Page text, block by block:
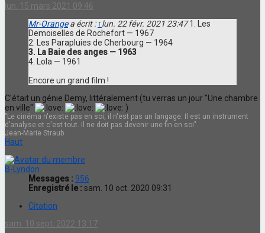
lun. 15 mars 2021 09:46
Mr-Orangea écrit : ↑lun. 22 févr. 2021 23:471. Les
Demoiselles de Rochefort — 1967
2. Les Parapluies de Cherbourg — 1964
3. La Baie des anges — 1963
4. Lola — 1961
Encore un grand film !
C'était un génie Demy, littéralement (tu verras un jour "Une chambre
en ville"
)
"Le cinéma n'existe pas en soi, il n'est pas un langage. Il est un instrument
d’analyse et c'est tout. Il ne doit pas devenir une fin en soi".
Jean-Marie Straub
Haut
B-Lyndon
Messages : 956
Enregistré le : sam. 10 oct. 2020 09:31
Citation
sam. 10 sept. 2022 13:17